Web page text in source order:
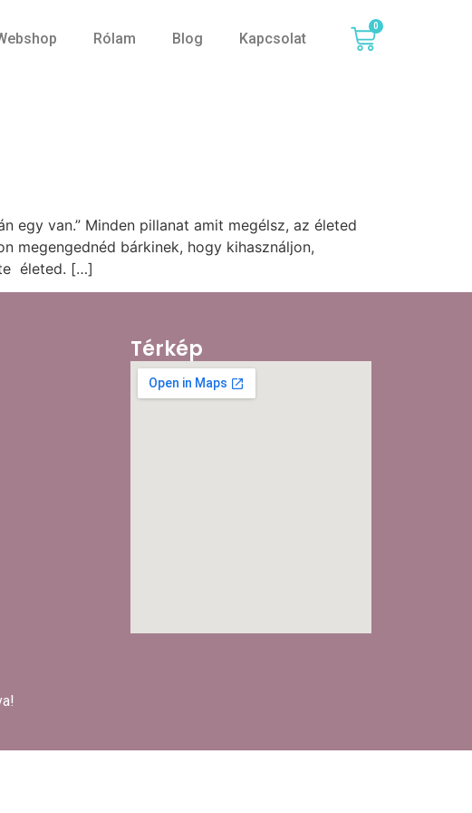
Rólam Blog Kapcsolat
0
egy van.” Minden pillanat amit megélsz, az életed
megengednéd bárkinek, hogy kihasználjon,
életed. […]
Térkép